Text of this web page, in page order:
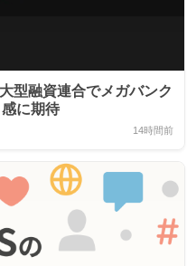
型融資連合でメガバンク
に期待
14時間前